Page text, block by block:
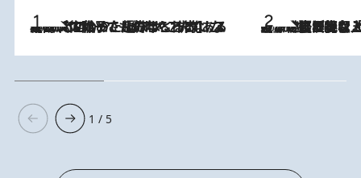
2026.8.5
【阿川佐和子さんの年とる力】なぜ70代で始めた趣味は“こんなに楽しい”のか？ ピアノ、俳句…スランプに陥っても続けられる“ある秘訣”とは 2026.8.5
【なぜ吉沢亮は「気配を消せる」のか？】興行収入208億の『国宝』を経て挑むミュージカル『ディア・エヴァン・ハンセン』。トップ俳優が舞台上でさらけ出した“孤独”とは
1 / 5